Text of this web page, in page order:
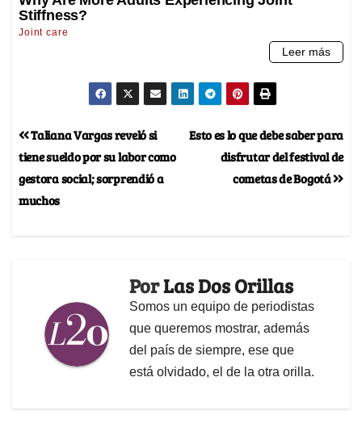
Esto es lo que debe saber para
disfrutar del festival de
cometas de Bogotá
Taliana Vargas reveló si
tiene sueldo por su labor como
gestora social; sorprendió a
muchos
PorLas Dos Orillas
Somos un equipo de periodistas
que queremos mostrar, además
del país de siempre, ese que
está olvidado, el de la otra orilla.